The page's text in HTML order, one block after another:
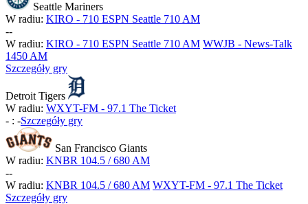
Seattle Mariners
W radiu: KIRO - 710 ESPN Seattle 710 AM
--
W radiu: KIRO - 710 ESPN Seattle 710 AM WWJB - News-Talk
1450 AM
Szczegóły gry
Detroit Tigers
W radiu: WXYT-FM - 97.1 The Ticket
- : -Szczegóły gry
San Francisco Giants
W radiu: KNBR 104.5 / 680 AM
--
W radiu: KNBR 104.5 / 680 AM WXYT-FM - 97.1 The Ticket
Szczegóły gry